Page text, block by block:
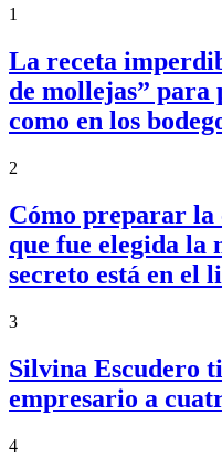
1
La receta
de mollejas” para
como en los
2
Cómo preparar la
que fue elegida la
secreto está en el
3
Silvina Escudero
empresario a
4